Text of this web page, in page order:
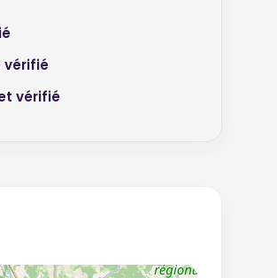
vérifié
vérifié